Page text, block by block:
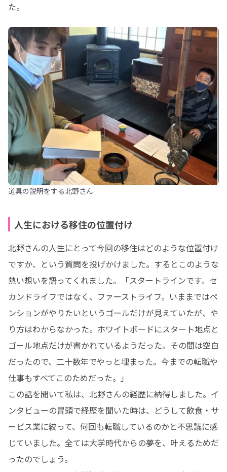
た。
道具の説明をする北野さん
人生における移住の位置付け
北野さんの人生にとって今回の移住はどのような位置付け
ですか、という質問を投げかけました。するとこのような
熱い想いを語ってくれました。「スタートラインです。セ
カンドライフではなく、ファーストライフ。いままではペ
ンションがやりたいというゴールだけが見えていたが、や
り方はわからなかった。ホワイトボードにスタート地点と
ゴール地点だけが書かれているようだった。その間は空白
だったので、二十数年でやっと埋まった。今までの転職や
仕事もすべてこのためだった。」
この話を聞いて私は、北野さんの経歴に納得しました。イ
ンタビューの冒頭で経歴を聞いた時は、どうして飲食・サ
ービス業に絞って、何回も転職しているのかと不思議に感
じていました。全ては大学時代からの夢を、叶えるためだ
ったのでしょう。